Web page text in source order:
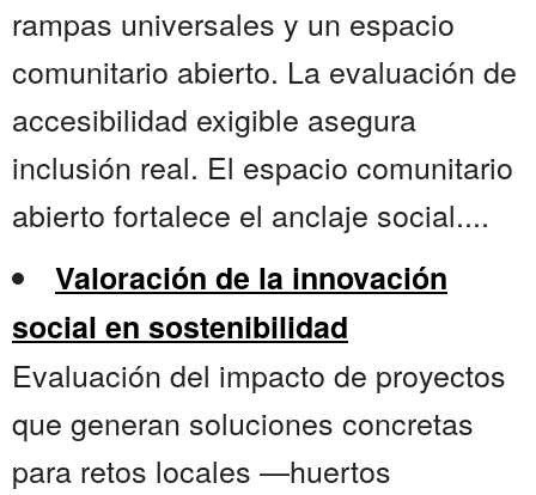
rampas universales y un espacio
comunitario abierto. La evaluación de
accesibilidad exigible asegura
inclusión real. El espacio comunitario
abierto fortalece el anclaje social....
Valoración de la innovación
social en sostenibilidad
Evaluación del impacto de proyectos
que generan soluciones concretas
para retos locales —huertos